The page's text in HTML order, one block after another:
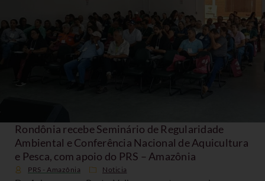
Rondônia recebe Seminário de Regularidade
Ambiental e Conferência Nacional de Aquicultura
e Pesca, com apoio do PRS – Amazônia
PRS - Amazônia Noticia